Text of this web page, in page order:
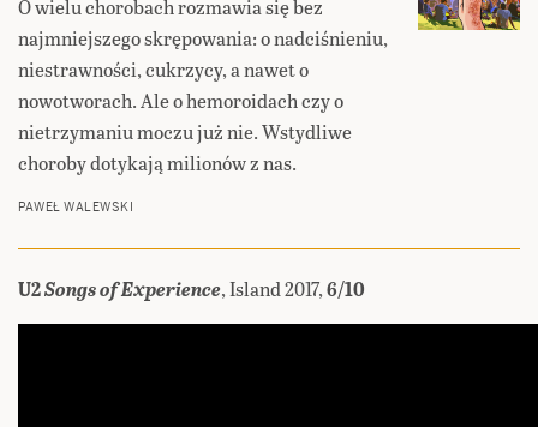
O wielu chorobach rozmawia się bez
najmniejszego skrępowania: o nadciśnieniu,
niestrawności, cukrzycy, a nawet o
nowotworach. Ale o hemoroidach czy o
nietrzymaniu moczu już nie. Wstydliwe
choroby dotykają milionów z nas.
PAWEŁ WALEWSKI
U2Songs of Experience, Island 2017,6/10